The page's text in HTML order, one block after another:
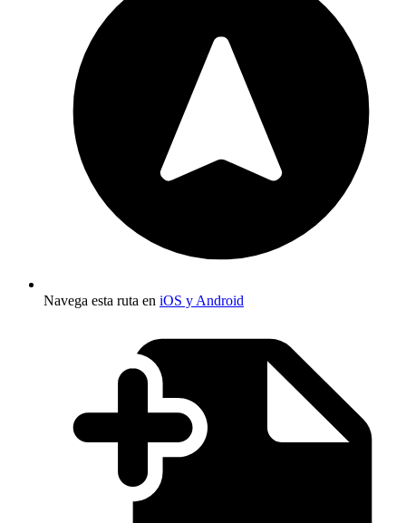
Navega esta ruta en iOS y Android